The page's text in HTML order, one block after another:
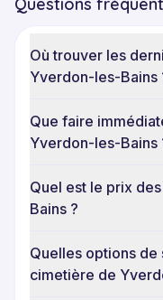
Où trouver les
Yverdon-les-Bains
Que faire
Yverdon-les-Bains
Quel est le prix
Bains ?
Quelles options de
cimetière de